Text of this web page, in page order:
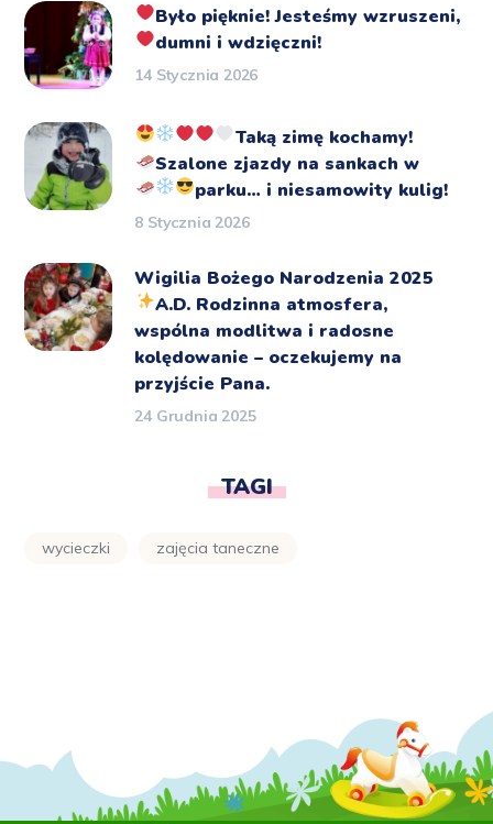
Było pięknie!Jesteśmy wzruszeni,
dumni i wdzięczni!
14 Stycznia 2026
Taką zimę kochamy!
Szalone zjazdy na sankach w
parku… i niesamowity kulig!
8 Stycznia 2026
Wigilia Bożego Narodzenia 2025
A.D. Rodzinna atmosfera,
wspólna modlitwa i radosne
kolędowanie – oczekujemy na
przyjście Pana.
24 Grudnia 2025
TAGI
wycieczki zajęcia taneczne